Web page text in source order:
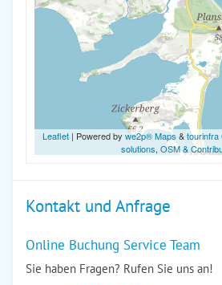
Leaflet| Powered by we2p® Maps &tourinfra
solutions, OSM &
Kontakt und Anfrage
Online Buchung Service Team
Sie haben Fragen? Rufen Sie uns an!